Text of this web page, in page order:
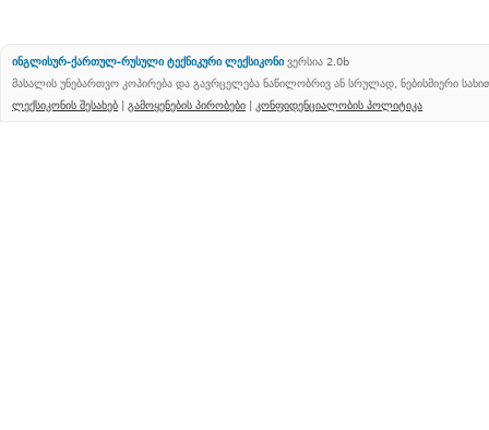
ინგლისურ-ქართულ-რუსული ტექნიკური ლექსიკონი ვერსია 2.0b
მასალის უნებართვო კოპირება და გავრცელება ნაწილობრივ ან სრულად, ნებისმიერი
ლექსიკონის შესახებ | გამოყენების პირობები | კონფიდენციალობის პოლიტიკა